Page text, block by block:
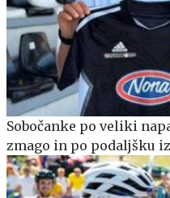
Sobočanke po veliki
zmago in po podaljšku